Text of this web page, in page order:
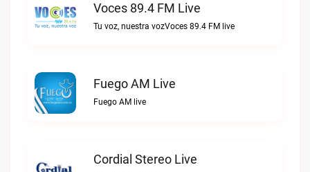
Voces 89.4 FM Live
Tu voz, nuestra vozVoces 89.4 FM live
Fuego AM Live
Fuego AM live
Cordial Stereo Live